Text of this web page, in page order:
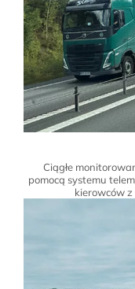
Ciągłe
pomocą systemu
kierowców